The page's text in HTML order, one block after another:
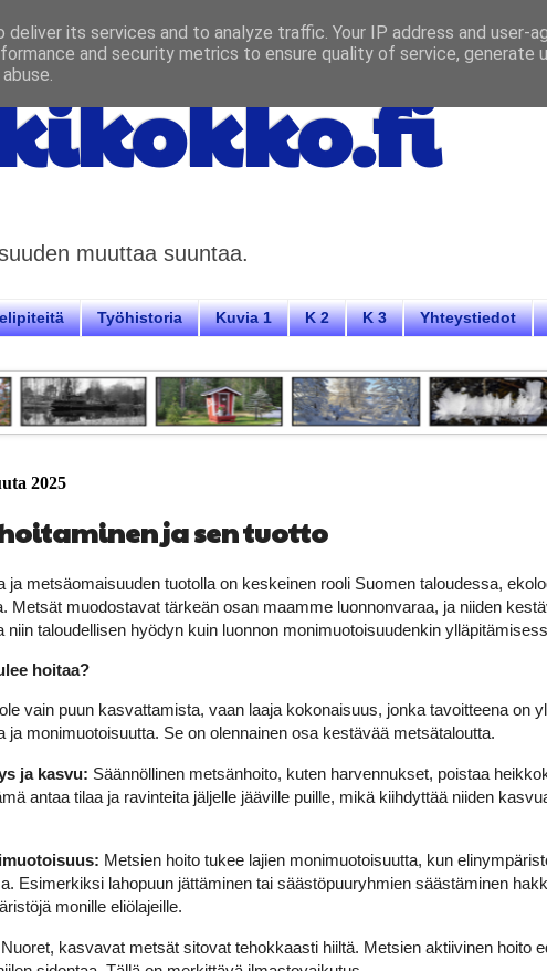
muuttaa suuntaa.
Työhistoria Kuvia 1 K 2 K 3 Yhteystiedot
2025
ja sen tuotto
ja metsäomaisuuden tuotolla on keskeinen rooli Suomen taloudessa,
Metsät muodostavat tärkeän osan maamme luonnonvaraa, ja niiden
niin taloudellisen hyödyn kuin luonnon monimuotoisuudenkin
hoitaa?
vain puun kasvattamista, vaan laaja kokonaisuus, jonka tavoitteena on
ja monimuotoisuutta. Se on olennainen osa kestävää metsätaloutta.
ja kasvu: Säännöllinen metsänhoito, kuten harvennukset, poistaa
antaa tilaa ja ravinteita jäljelle jääville puille, mikä kiihdyttää niiden
Metsien hoito tukee lajien monimuotoisuutta, kun
Esimerkiksi lahopuun jättäminen tai säästöpuuryhmien säästäminen
monille eliölajeille.
Nuoret, kasvavat metsät sitovat tehokkaasti hiiltä. Metsien aktiivinen hoito
its services and to analyze traffic. Your IP address and user-
and security metrics to ensure quality of service, generate